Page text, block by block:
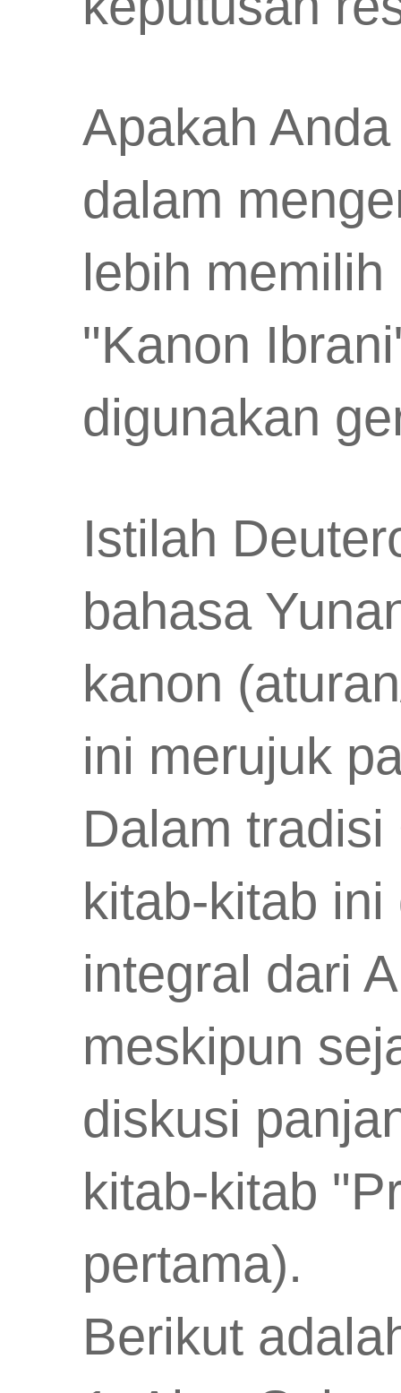
Apakah
dalam
lebih
"Kanon
digunakan
Istilah
bahasa
kanon
ini merujuk
Dalam
kitab-kitab
integral dari
meskipun
diskusi
kitab-kitab
pertama).
Berikut